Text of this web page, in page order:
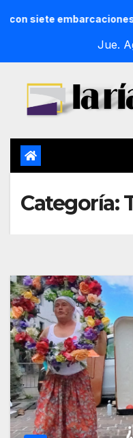
El
Jue.
Categoría: